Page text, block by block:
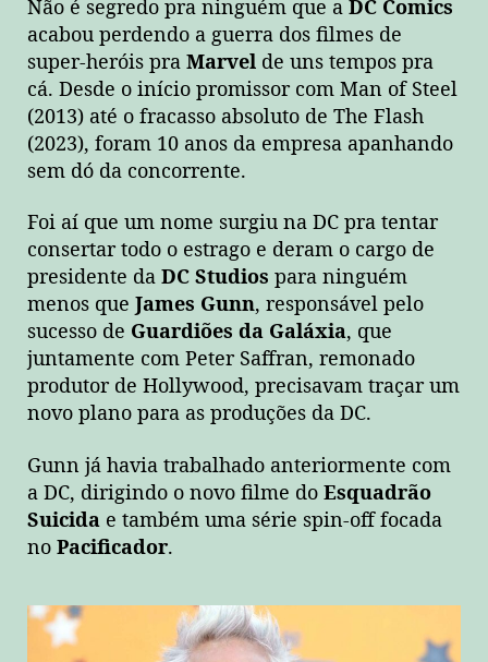
Não é segredo pra ninguém que a DC Comics
acabou perdendo a guerra dos filmes de
super-heróis pra Marvel de uns tempos pra
cá. Desde o início promissor com Man of Steel
(2013) até o fracasso absoluto de The Flash
(2023), foram 10 anos da empresa apanhando
sem dó da concorrente.
Foi aí que um nome surgiu na DC pra tentar
consertar todo o estrago e deram o cargo de
presidente da DC Studios para ninguém
menos que James Gunn, responsável pelo
sucesso de Guardiões da Galáxia, que
juntamente com Peter Saffran, remonado
produtor de Hollywood, precisavam traçar um
novo plano para as produções da DC.
Gunn já havia trabalhado anteriormente com
a DC, dirigindo o novo filme do Esquadrão
Suicida e também uma série spin-off focada
no Pacificador.